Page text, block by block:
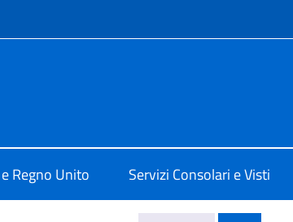
Regno Unito Servizi Consolari e Visti